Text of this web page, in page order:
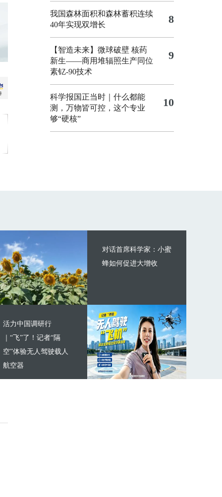
我国森林面积和森林蓄积连续
40年实现双增长
8
【智造未来】微球破壁 核药
新生——商用堆辐照生产同位
素钇-90技术
9
科学报国正当时｜什么都能
测，万物皆可控，这个专业
够“硬核”
10
对话首席科学家：小蜜
蜂如何促进大增收
活力中国调研行
｜“飞”了！记者“隔
空”体验无人驾驶载人
航空器